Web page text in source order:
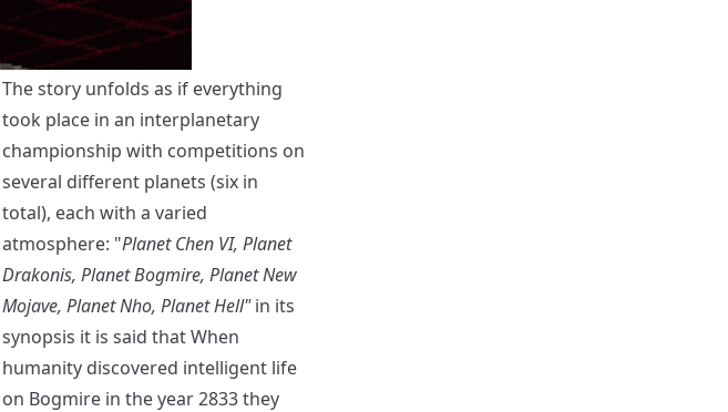
The story unfolds as if everything
took place in an interplanetary
championship with competitions on
several different planets (six in
total), each with a varied
atmosphere: "Planet Chen VI, Planet
Drakonis, Planet Bogmire, Planet New
Mojave, Planet Nho, Planet Hell"in its
synopsis it is said that When
humanity discovered intelligent life
on Bogmire in the year 2833 they